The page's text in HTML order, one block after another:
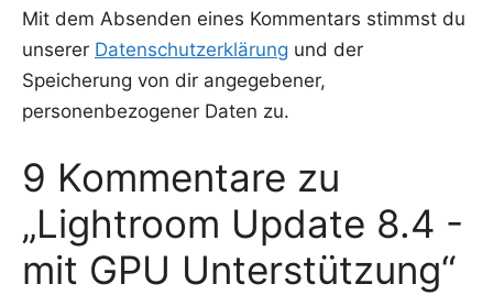
Mit dem Absenden eines Kommentars stimmst du
unserer Datenschutzerklärung und der
Speicherung von dir angegebener,
personenbezogener Daten zu.
9 Kommentare zu
„Lightroom Update 8.4 -
mit GPU Unterstützung“